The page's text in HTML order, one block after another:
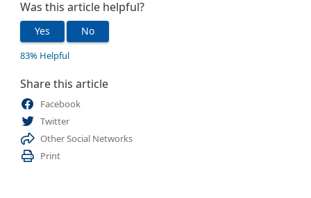
Was this article helpful?
Yes No
83% Helpful
Share this article
Facebook
Twitter
Other Social Networks
Print